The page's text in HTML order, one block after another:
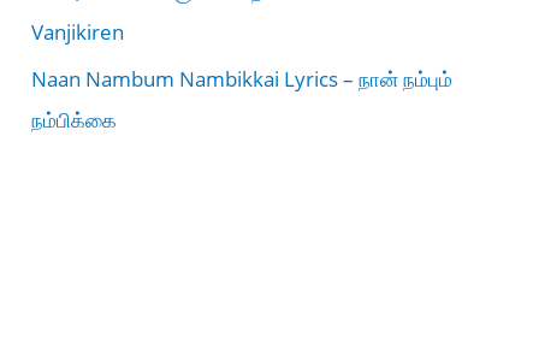
Vanjikiren
Naan Nambum Nambikkai Lyrics – நான் நம்பும்
நம்பிக்கை